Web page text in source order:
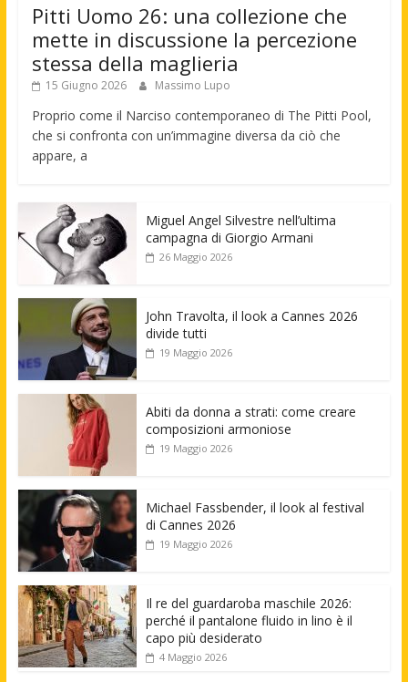
Pitti Uomo 26: una collezione che
mette in discussione la percezione
stessa della maglieria
15 Giugno 2026 Massimo Lupo
Proprio come il Narciso contemporaneo di The Pitti Pool,
che si confronta con un’immagine diversa da ciò che
appare, a
Miguel Angel Silvestre nell’ultima
campagna di Giorgio Armani
26 Maggio 2026
John Travolta, il look a Cannes 2026
divide tutti
19 Maggio 2026
Abiti da donna a strati: come creare
composizioni armoniose
19 Maggio 2026
Michael Fassbender, il look al festival
di Cannes 2026
19 Maggio 2026
Il re del guardaroba maschile 2026:
perché il pantalone fluido in lino è il
capo più desiderato
4 Maggio 2026